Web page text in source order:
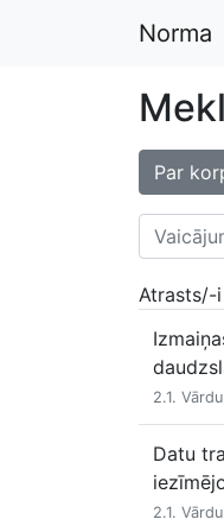
Norma
Par
Atrasts/-
2.1.
Datu
2.1.